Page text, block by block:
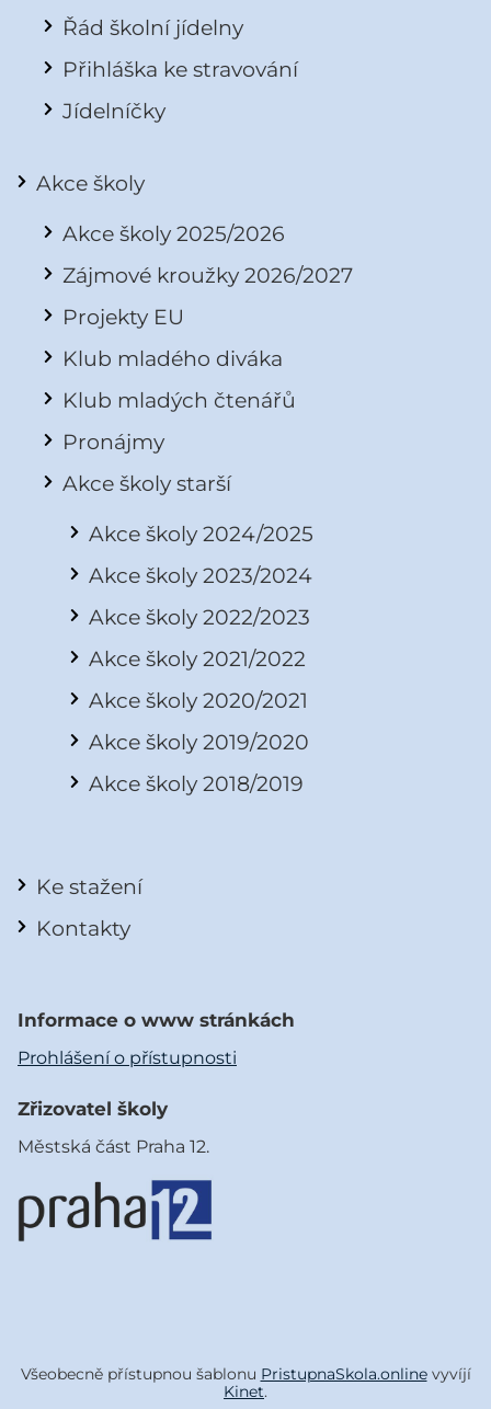
Řád školní jídelny
Přihláška ke stravování
Jídelníčky
Akce školy
Akce školy 2025/2026
Zájmové kroužky 2026/2027
Projekty EU
Klub mladého diváka
Klub mladých čtenářů
Pronájmy
Akce školy starší
Akce školy 2024/2025
Akce školy 2023/2024
Akce školy 2022/2023
Akce školy 2021/2022
Akce školy 2020/2021
Akce školy 2019/2020
Akce školy 2018/2019
Ke stažení
Kontakty
Informace o www stránkách
Prohlášení o přístupnosti
Zřizovatel školy
Městská část Praha 12.
Všeobecně přístupnou šablonu PristupnaSkola.onlinevyvíjí
Kinet.